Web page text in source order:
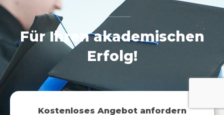
Für Ihren akademischen
Erfolg!
Kostenloses Angebot anfordern